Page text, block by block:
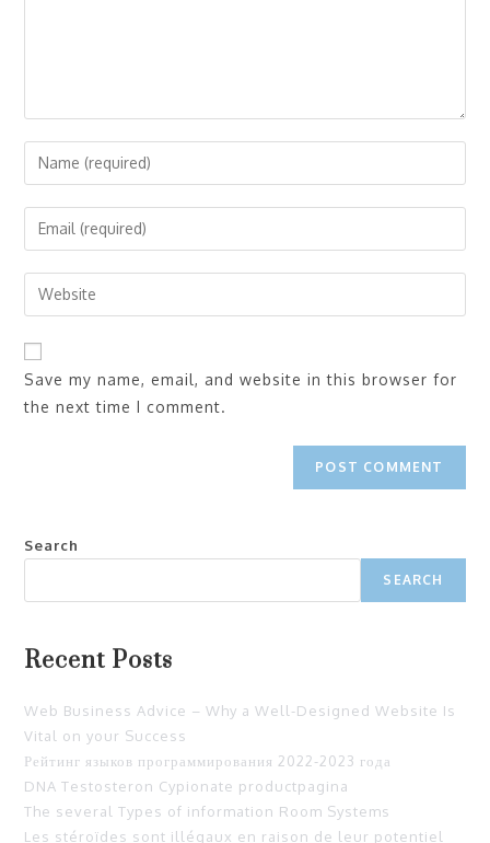
Save my name, email, and website in this browser for
the next time I comment.
Search
SEARCH
Recent Posts
Web Business Advice – Why a Well-Designed Website Is
Vital on your Success
Рейтинг языков программирования 2022-2023 года
DNA Testosteron Cypionate productpagina
The several Types of information Room Systems
Les stéroïdes sont illégaux en raison de leur potentiel